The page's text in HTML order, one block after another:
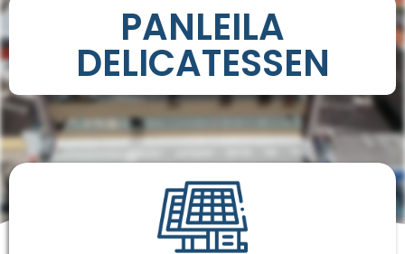
PANLEILA
DELICATESSEN